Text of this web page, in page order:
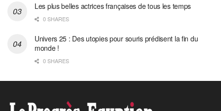
Les plus belles actrices françaises de tous les temps
0 SHARES
Univers 25 : Des utopies pour souris prédisent la fin du
monde !
0 SHARES